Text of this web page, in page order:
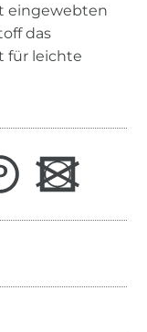
eingewebten
das
für leichte